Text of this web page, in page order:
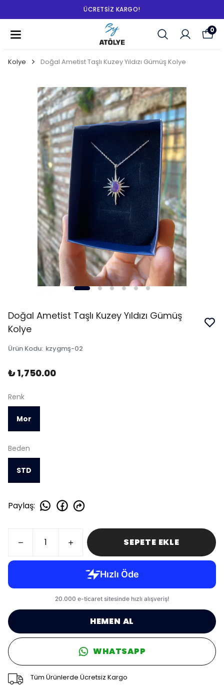
ÜCRETSIZ KARGO!
0
Kolye Doğal Ametist Taşlı Kuzey Yıldızı Gümüş Kolye
Doğal Ametist Taşlı Kuzey Yıldızı Gümüş
Kolye
Ürün Kodu: kzygmş-02
₺ 1,750.00
Renk
Mor
Beden
STD
Paylaş:
SEPETE EKLE
HEMEN AL
WHATSAPP
Tüm Ürünlerde Ücretsiz Kargo